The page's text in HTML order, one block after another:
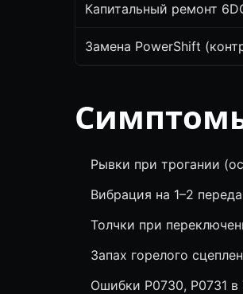
Капитальный ремонт
Замена PowerShift
Рывки при трогании
Вибрация на 1–2
Толчки при
Запах горелого
Ошибки P0730, P0731 в